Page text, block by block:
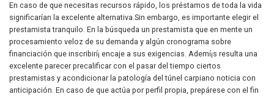
En caso de que necesitas recursos rápido, los préstamos de toda la vida
significarían la excelente alternativa.Sin embargo, es importante elegir el
prestamista tranquilo. En la búsqueda un prestamista que en mente un
procesamiento veloz de su demanda y algún cronograma sobre
financiación que inscribirí¡ encaje a sus exigencias. Ademí¡s resulta una
excelente parecer precalificar con el pasar del tiempo ciertos
prestamistas y acondicionar la patologí­a del túnel carpiano noticia con
anticipación. En caso de que actúa por perfil propia, prepárese con el fin